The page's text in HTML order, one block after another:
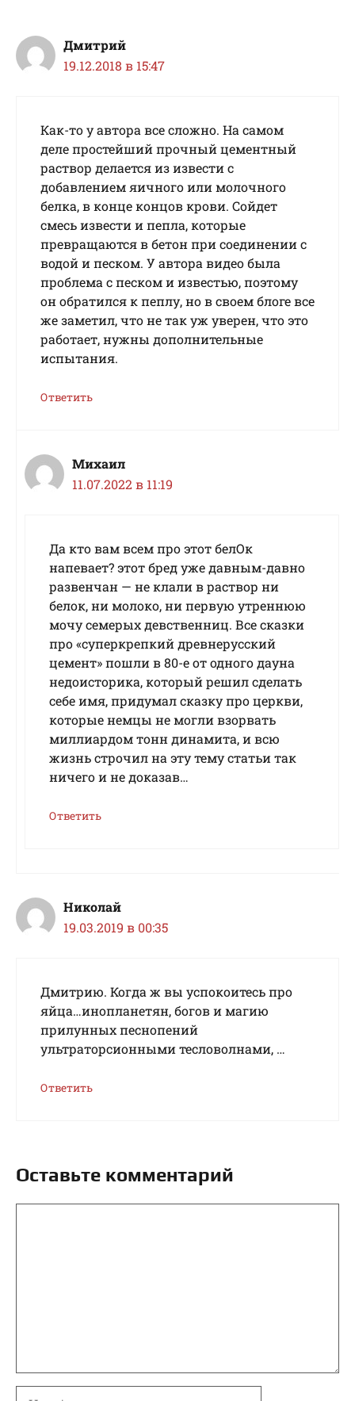
Дмитрий
19.12.2018 в 15:47
Как-то у автора все сложно. На самом
деле простейший прочный цементный
раствор делается из извести с
добавлением яичного или молочного
белка, в конце концов крови. Сойдет
смесь извести и пепла, которые
превращаются в бетон при соединении с
водой и песком. У автора видео была
проблема с песком и известью, поэтому
он обратился к пеплу, но в своем блоге все
же заметил, что не так уж уверен, что это
работает, нужны дополнительные
испытания.
Ответить
Михаил
11.07.2022 в 11:19
Да кто вам всем про этот белОк
напевает? этот бред уже давным-давно
развенчан — не клали в раствор ни
белок, ни молоко, ни первую утреннюю
мочу семерых девственниц. Все сказки
про «суперкрепкий древнерусский
цемент» пошли в 80-е от одного дауна
недоисторика, который решил сделать
себе имя, придумал сказку про церкви,
которые немцы не могли взорвать
миллиардом тонн динамита, и всю
жизнь строчил на эту тему статьи так
ничего и не доказав…
Ответить
Николай
19.03.2019 в 00:35
Дмитрию. Когда ж вы успокоитесь про
яйца…инопланетян, богов и магию
прилунных песнопений
ультраторсионными тесловолнами, …
Ответить
Оставьте комментарий